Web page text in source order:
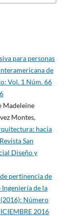
para personas
de
Vol. 1 Núm. 66
Madeleine
Montes,
hacia
Revista San
Diseño y
pertinencia de
de la
Número
2016